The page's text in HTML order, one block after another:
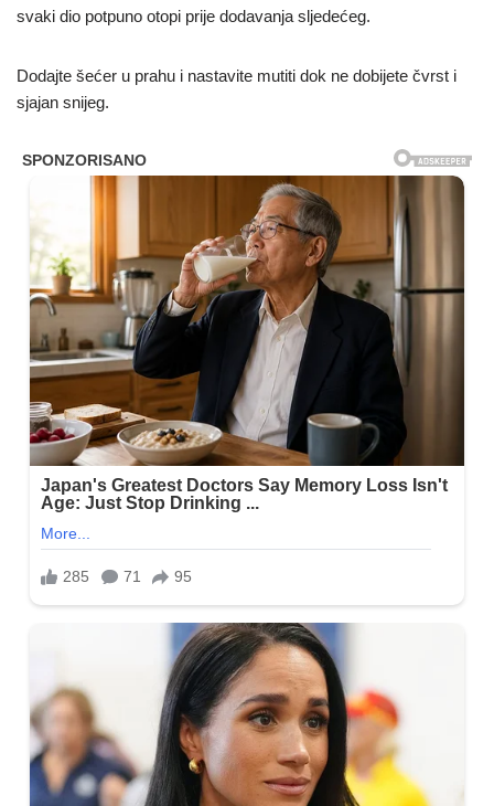
svaki dio potpuno otopi prije dodavanja sljedećeg.
Dodajte šećer u prahu i nastavite mutiti dok ne dobijete čvrst i
sjajan snijeg.